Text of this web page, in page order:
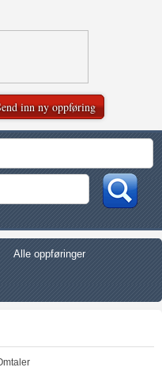
inn ny oppføring
Alle oppføringer